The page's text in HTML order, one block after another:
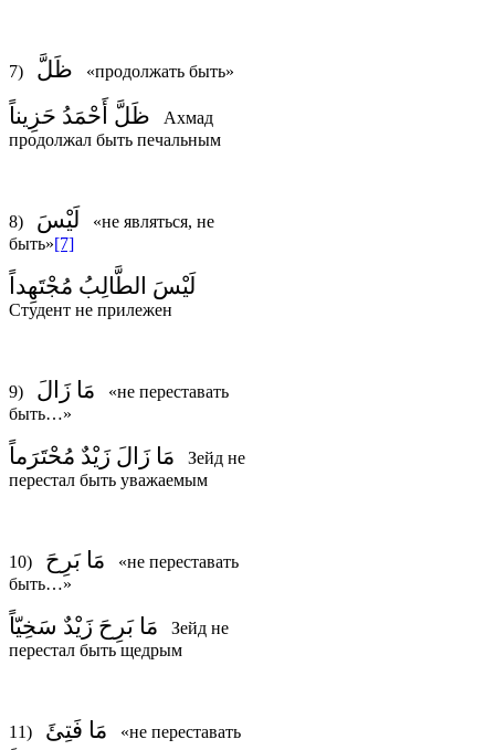
7) ظَلَّ «продолжать быть»
ظَلَّ أَحْمَدُ حَزِيناً Ахмад
продолжал быть печальным
8) لَيْسَ «не являться, не
быть»[7]
لَيْسَ الطَّالِبُ مُجْتَهِداً
Студент не прилежен
9) مَا زَالَ «не переставать
быть…»
مَا زَالَ زَيْدٌ مُحْتَرَماً Зейд не
перестал быть уважаемым
10) مَا بَرِحَ «не переставать
быть…»
مَا بَرِحَ زَيْدٌ سَخِيّاً Зейд не
перестал быть щедрым
11) مَا فَتِئَ «не переставать